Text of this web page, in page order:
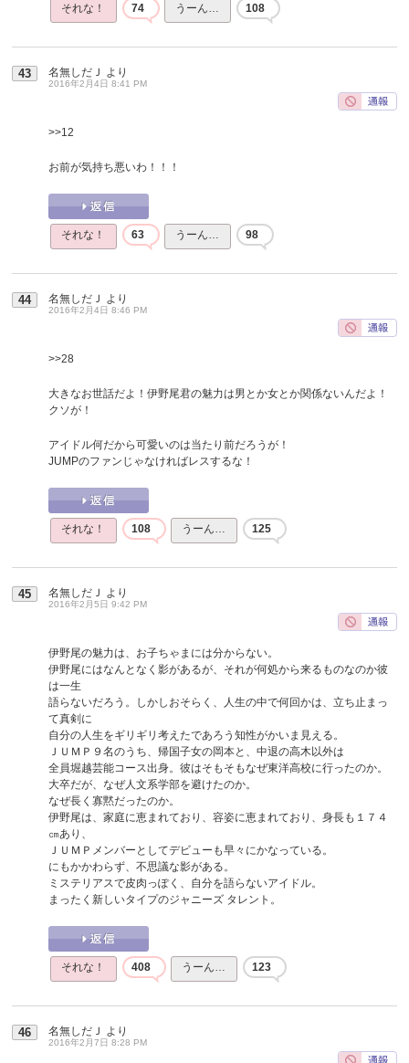
それな！ 74 うーん… 108
43 名無しだＪ より
2016年2月4日 8:41 PM
>>12
お前が気持ち悪いわ！！！
それな！ 63 うーん… 98
44 名無しだＪ より
2016年2月4日 8:46 PM
>>28
大きなお世話だよ！伊野尾君の魅力は男とか女とか関係ないんだよ！
クソが！
アイドル何だから可愛いのは当たり前だろうが！
JUMPのファンじゃなければレスするな！
それな！ 108 うーん… 125
45 名無しだＪ より
2016年2月5日 9:42 PM
伊野尾の魅力は、お子ちゃまには分からない。
伊野尾にはなんとなく影があるが、それが何処から来るものなのか彼
は一生
語らないだろう。しかしおそらく、人生の中で何回かは、立ち止まっ
て真剣に
自分の人生をギリギリ考えたであろう知性がかいま見える。
ＪＵＭＰ９名のうち、帰国子女の岡本と、中退の高木以外は
全員堀越芸能コース出身。彼はそもそもなぜ東洋高校に行ったのか。
大卒だが、なぜ人文系学部を避けたのか。
なぜ長く寡黙だったのか。
伊野尾は、家庭に恵まれており、容姿に恵まれており、身長も１７４
㎝あり、
ＪＵＭＰメンバーとしてデビューも早々にかなっている。
にもかかわらず、不思議な影がある。
ミステリアスで皮肉っぽく、自分を語らないアイドル。
まったく新しいタイプのジャニーズ タレント。
それな！ 408 うーん… 123
46 名無しだＪ より
2016年2月7日 8:28 PM